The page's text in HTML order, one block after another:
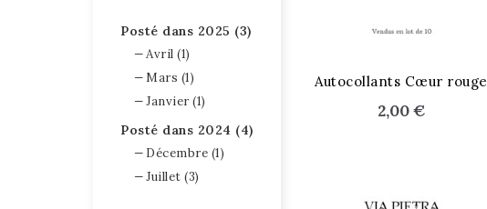
Posté dans 2025 (3)
Avril (1)
Mars (1)
Janvier (1)
Posté dans 2024 (4)
Décembre (1)
Juillet (3)
Autocollants Cœur rouge
2,00 €